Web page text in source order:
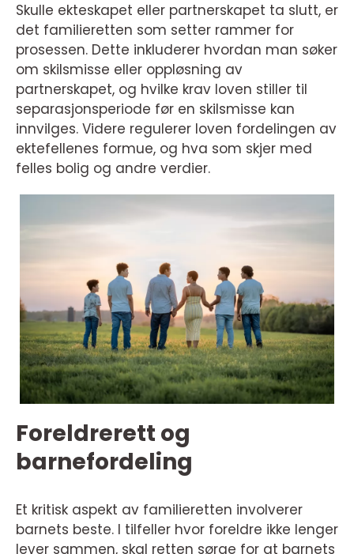
Skulle ekteskapet eller partnerskapet ta slutt, er
det familieretten som setter rammer for
prosessen. Dette inkluderer hvordan man søker
om skilsmisse eller oppløsning av
partnerskapet, og hvilke krav loven stiller til
separasjonsperiode før en skilsmisse kan
innvilges. Videre regulerer loven fordelingen av
ektefellenes formue, og hva som skjer med
felles bolig og andre verdier.
Foreldrerett og
barnefordeling
Et kritisk aspekt av familieretten involverer
barnets beste. I tilfeller hvor foreldre ikke lenger
lever sammen, skal retten sørge for at barnets